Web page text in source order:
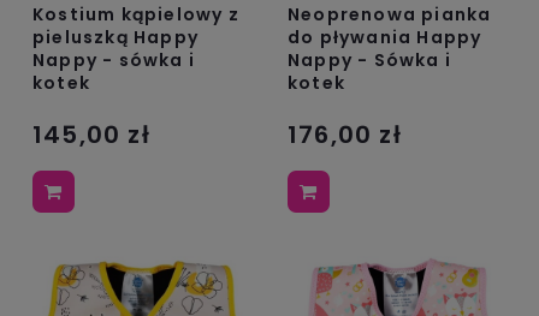
Kostium kąpielowy z
pieluszką Happy
Nappy - sówka i
kotek
145,00 zł
Neoprenowa pianka
do pływania Happy
Nappy - Sówka i
kotek
176,00 zł